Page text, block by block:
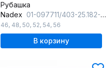
Рубашка
Nadex 01-097711/403-25.182-188
46, 48, 50, 52, 54, 56
В корзину